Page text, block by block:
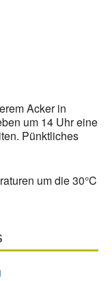
Acker in
um 14 Uhr eine
Pünktliches
um die 30°C